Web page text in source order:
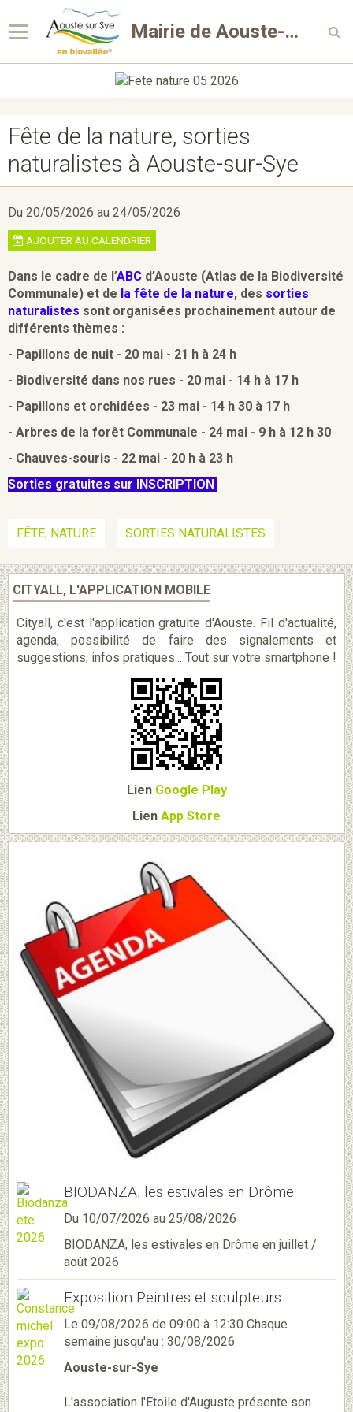
Mairie de Aouste-sur-Sye
Fête de la nature, sorties
naturalistes à Aouste-sur-Sye
Du 20/05/2026 au 24/05/2026
AJOUTER AU CALENDRIER
Dans le cadre de l’ABC d’Aouste (Atlas de la Biodiversité
Communale) et de la fête de la nature, des sorties
naturalistes sont organisées prochainement autour de
différents thèmes :
- Papillons de nuit - 20 mai - 21 h à 24 h
- Biodiversité dans nos rues - 20 mai - 14 h à 17 h
- Papillons et orchidées - 23 mai - 14 h 30 à 17 h
- Arbres de la forêt Communale - 24 mai - 9 h à 12 h 30
- Chauves-souris - 22 mai - 20 h à 23 h
Sorties gratuites sur INSCRIPTION
FÊTE; NATURE SORTIES NATURALISTES
CITYALL, L'APPLICATION MOBILE
Cityall, c'est l'application gratuite d'Aouste. Fil d'actualité,
agenda, possibilité de faire des signalements et
suggestions, infos pratiques... Tout sur votre smartphone !
Lien Google Play
Lien App Store
BIODANZA, les estivales en Drôme
Du 10/07/2026 au 25/08/2026
BIODANZA, les estivales en Drôme en juillet /
août 2026
Exposition Peintres et sculpteurs
Le 09/08/2026 de 09:00 à 12:30 Chaque
semaine jusqu'au : 30/08/2026
Aouste-sur-Sye
L'association l'Étoile d'Auguste présente son